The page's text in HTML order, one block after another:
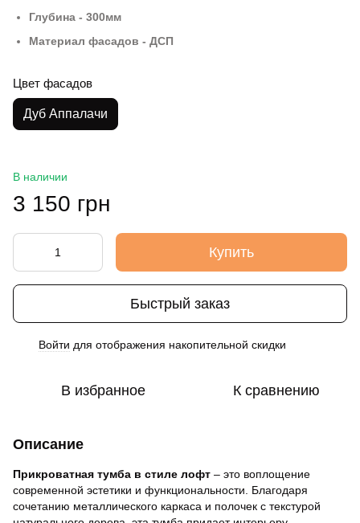
Глубина - 300мм
Материал фасадов - ДСП
Цвет фасадов
Дуб Аппалачи
В наличии
3 150 грн
Купить
Быстрый заказ
Войти для отображения накопительной скидки
В избранное К сравнению
Описание
Прикроватная тумба в стиле лофт – это воплощение
современной эстетики и функциональности. Благодаря
сочетанию металлического каркаса и полочек с текстурой